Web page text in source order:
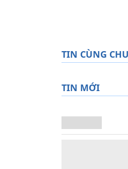
TIN CÙNG
TIN MỚI